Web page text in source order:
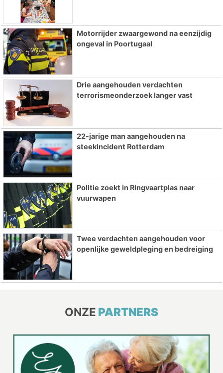
Motorrijder zwaargewond na eenzijdig
ongeval in Poortugaal
Drie aangehouden verdachten
terrorismeonderzoek langer vast
22-jarige man aangehouden na
steekincident Rotterdam
Politie zoekt in Ringvaartplas naar
vuurwapen
Twee verdachten aangehouden voor
openlijke geweldpleging en bedreiging
ONZE PARTNERS